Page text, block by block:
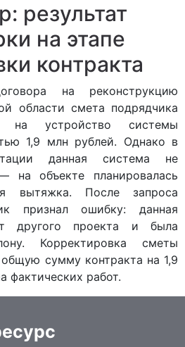
результат
на этапе
контракта
на реконструкцию
области смета подрядчика
на устройство системы
1,9 млн рублей. Однако в
данная система не
на объекте планировалась
вытяжка. После запроса
признал ошибку: данная
другого проекта и была
Корректировка сметы
общую сумму контракта на 1,9
фактических работ.